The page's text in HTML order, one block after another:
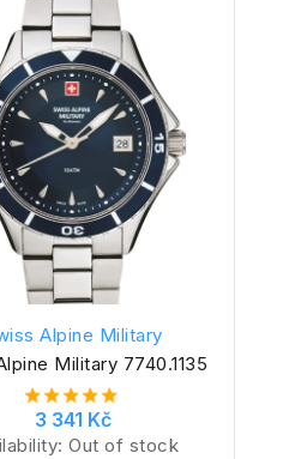
Alpine Military
Military 7740.1135
3 341 Kč
Out of stock